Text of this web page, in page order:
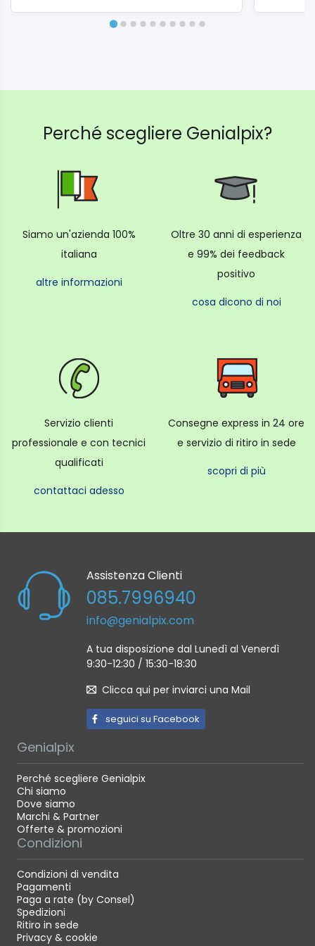
Gruppo infusore estraibile: ✓
Filtro dell'acqua: ✓
Perché scegliere Genialpix?
Siamo un'azienda 100%
italiana
altre informazioni
Oltre 30 anni di esperienza
e 99% dei feedback
positivo
cosa dicono di noi
Servizio clienti
professionale e con tecnici
qualificati
contattaci adesso
Consegne express in 24 ore
e servizio di ritiro in sede
scopri di più
Assistenza Clienti
085.7996940
info@genialpix.com
A tua disposizione dal Lunedì al Venerdì
9:30-12:30 / 15:30-18:30
Clicca qui per inviarci una Mail
seguici su Facebook
Genialpix
Perché scegliere Genialpix
Chi siamo
Dove siamo
Marchi & Partner
Offerte & promozioni
Condizioni
Condizioni di vendita
Pagamenti
Paga a rate (by Consel)
Spedizioni
Ritiro in sede
Privacy & cookie